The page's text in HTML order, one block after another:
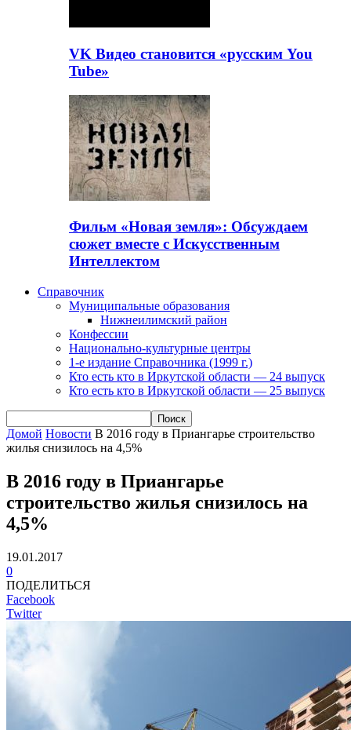
VK Видео становится «русским You
Tube»
Фильм «Новая земля»: Обсуждаем
сюжет вместе с Искусственным
Интеллектом
Справочник
Муниципальные образования
Нижнеилимский район
Конфессии
Национально-культурные центры
1-е издание Справочника (1999 г.)
Кто есть кто в Иркутской области — 24 выпуск
Кто есть кто в Иркутской области — 25 выпуск
Домой Новости В 2016 году в Приангарье строительство
жилья снизилось на 4,5%
В 2016 году в Приангарье
строительство жилья снизилось на
4,5%
19.01.2017
0
ПОДЕЛИТЬСЯ
Facebook
Twitter